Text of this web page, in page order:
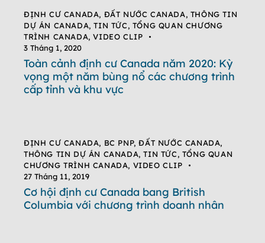
ĐỊNH CƯ CANADA, ĐẤT NƯỚC CANADA, THÔNG TIN
DỰ ÁN CANADA,TIN TỨC, TỔNG QUAN CHƯƠNG
TRÌNH CANADA,VIDEO CLIP
3 Tháng 1, 2020
Toàn cảnh định cư Canada năm 2020: Kỳ
vọng một năm bùng nổ các chương trình
cấp tỉnh và khu vực
ĐỊNH CƯ CANADA, BC PNP,ĐẤT NƯỚC CANADA,
THÔNG TIN DỰ ÁN CANADA,TIN TỨC, TỔNG QUAN
CHƯƠNG TRÌNH CANADA, VIDEO CLIP
27 Tháng 11, 2019
Cơ hội định cư Canada bang British
Columbia với chương trình doanh nhân